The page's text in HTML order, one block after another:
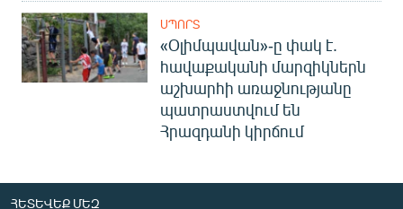
ՍՊՈՐՏ
«Օլիմպավան»-ը փակ է.
հավաքականի մարզիկներն
աշխարհի առաջնությանը
պատրաստվում են
Հրազդանի կիրճում
ՀԵՏԵՎԵՔ ՄԵԶ